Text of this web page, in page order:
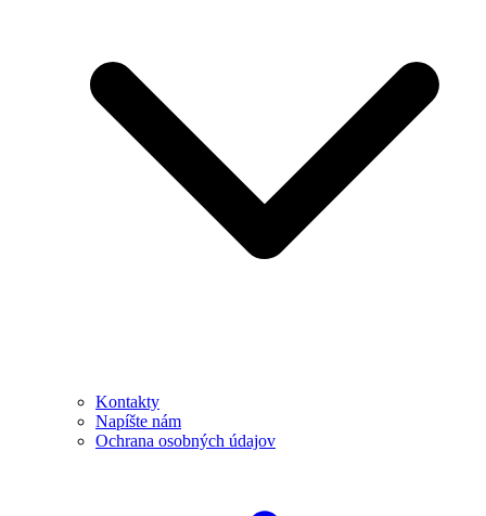
Kontakty
Napíšte nám
Ochrana osobných údajov